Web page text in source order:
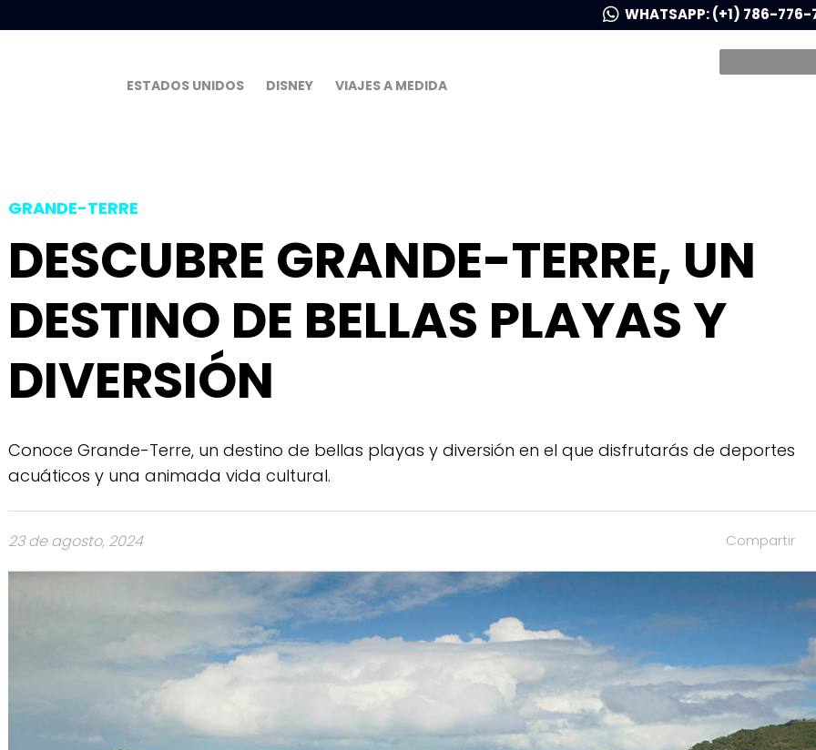
WHATSAPP: (+1) 786-776-
ESTADOS UNIDOS DISNEY VIAJES A MEDIDA
GRANDE-TERRE
DESCUBRE GRANDE-TERRE, UN
DESTINO DE BELLAS PLAYAS Y
DIVERSIÓN
Conoce Grande-Terre, un destino de bellas playas y diversión en el que disfrutarás de deportes
acuáticos y una animada vida cultural.
23 de agosto, 2024 Compartir